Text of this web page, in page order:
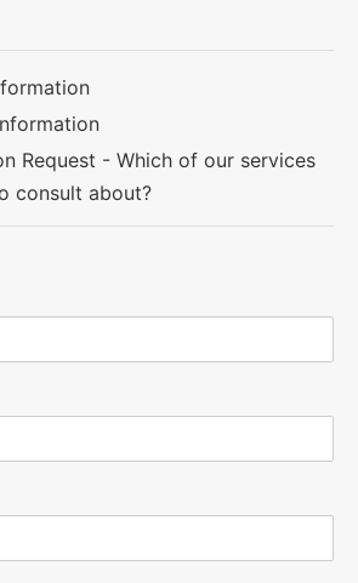
Request - Which of our services
consult about?